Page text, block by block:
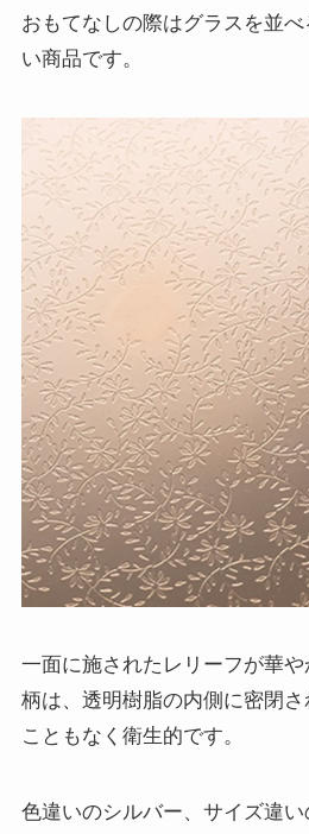
おもてなしの際はグラスを並
い商品です。
一面に施されたレリーフが華や
柄は、透明樹脂の内側に密閉
こともなく衛生的です。
色違いのシルバー、サイズ違